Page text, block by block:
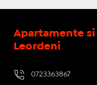
Apartamente si
Leordeni
0723363867